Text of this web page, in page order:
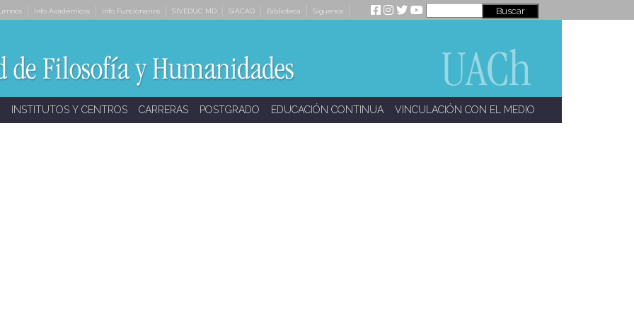
Info Académicos Info Funcionarios SIVEDUC MD SIACAD Biblioteca Síguenos
INSTITUTOS Y CENTROS CARRERAS POSTGRADO EDUCACIÓN CONTINUA VINCULACIÓN CON EL MEDIO